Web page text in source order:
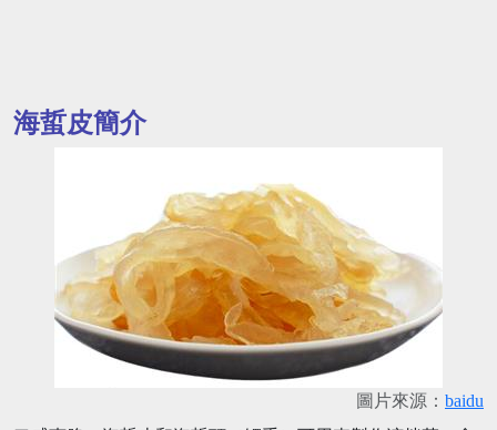
海蜇皮簡介
圖片來源： baidu